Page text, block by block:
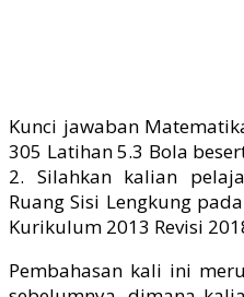
Kunci jawaban
305 Latihan 5.3 Bola
2. Silahkan kalian
Ruang Sisi Lengkung pada
Kurikulum 2013 Revisi
Pembahasan kali ini